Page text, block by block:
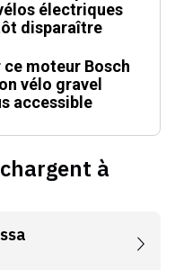
électriques
disparaître
ce moteur Bosch
vélo gravel
accessible
à